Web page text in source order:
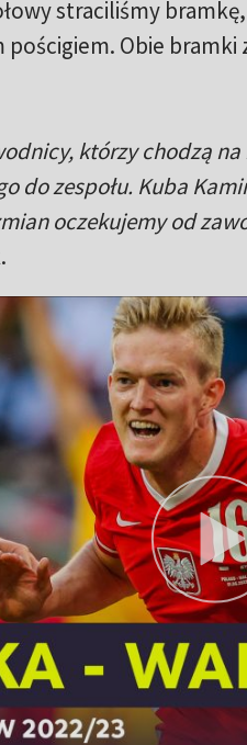
straciliśmy
pościgiem. Obie
którzy chodzą
do zespołu. Kuba
oczekujemy od